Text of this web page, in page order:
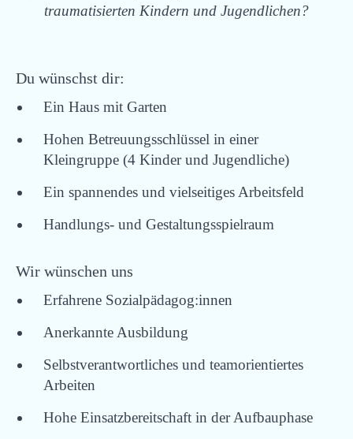
traumatisierten Kindern und Jugendlichen?
Du wünschst dir:
Ein Haus mit Garten
Hohen Betreuungsschlüssel in einer
Kleingruppe (4 Kinder und Jugendliche)
Ein spannendes und vielseitiges Arbeitsfeld
Handlungs- und Gestaltungsspielraum
Wir wünschen uns
Erfahrene Sozialpädagog:innen
Anerkannte Ausbildung
Selbstverantwortliches und teamorientiertes
Arbeiten
Hohe Einsatzbereitschaft in der Aufbauphase